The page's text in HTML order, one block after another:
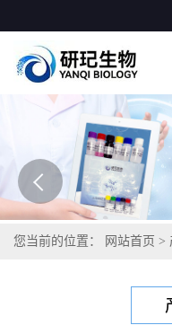
您当前的位置： 网站首页 >